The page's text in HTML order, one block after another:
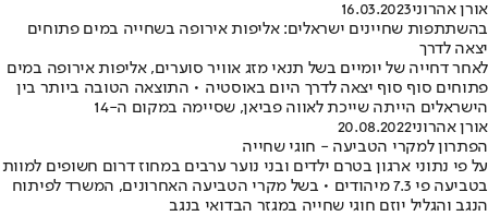
אורן אהרוני16.03.2023
בהשתתפות שחיינים ישראלים: אליפות אירופה בשחייה במים פתוחים
יצאה לדרך
לאחר דחייה של יומיים בשל תנאי מזג אוויר סוערים, אליפות אירופה במים
פתוחים סוף סוף יצאה לדרך היום באוסטיה • התוצאה הטובה ביותר בין
הישראלים הייתה שייכת לאווה פביאן, שסיימה במקום ה-14
אורן אהרוני20.08.2022
הפתרון למקרי הטביעה - חוגי שחייה
על פי נתוני ארגון בטרם ילדים ובני נוער ערבים במחוז דרום חשופים למוות
בטביעה פי 7.3 מיהודים • בשל מקרי הטביעה האחרונים, המשרד לפיתוח
הנגב והגליל יוזם חוגי שחייה במגזר הבדואי בנגב